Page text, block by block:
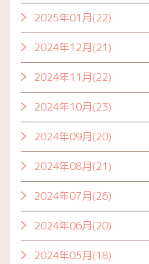
2025年01月(22)
2024年12月(21)
2024年11月(22)
2024年10月(23)
2024年09月(20)
2024年08月(21)
2024年07月(26)
2024年06月(20)
2024年05月(18)